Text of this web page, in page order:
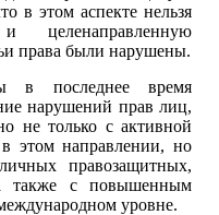
в этом аспекте нельзя
целенаправленную
права были нарушены.
в последнее время
нарушений прав лиц,
не только с активной
в этом направлении, но
правозащитных,
также с повышенным
уровне.